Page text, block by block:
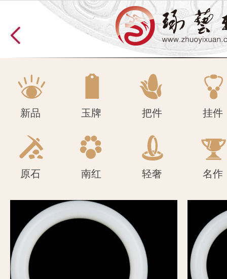
原石 南红 轻奢 名作
新品 玉牌 把件 挂件
原石 南红 轻奢 名作